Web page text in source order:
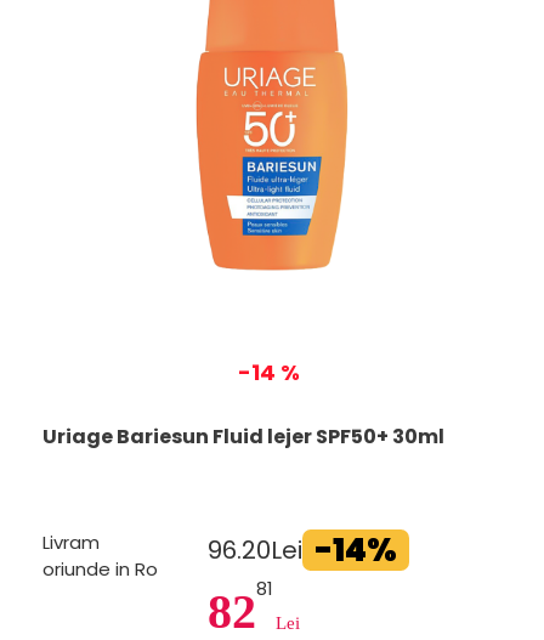
-14 %
Uriage Bariesun Fluid lejer SPF50+ 30ml
96.20Lei -14%
8281
Lei
Livram
oriunde in Ro